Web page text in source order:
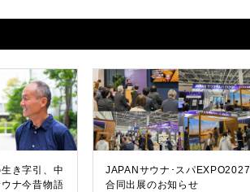
き字引、中
ナ今昔物語
JAPANサウナ･スパEXPO2027
合同出展のお知らせ